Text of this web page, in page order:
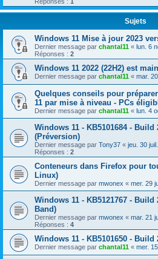
Sujets
Windows 11 Mise à jour 2023
Dernier message par chantal11 « lun. 6
Réponses : 2
Windows 11 2022 (22H2) est
Dernier message par chantal11 « mar.
Quelques conseils pour
11 par mise à niveau - PCs
Dernier message par chantal11 « lun. 4
Windows 11 - KB5101684 - Build
(Préversion)
Dernier message par Tony37 « jeu. 30
Réponses : 2
Conteneurs dans Firefox pour
Linux)
Dernier message par mwonex « mer. 29
Windows 11 - KB5121767 - Build
Band)
Dernier message par mwonex « mar. 21
Réponses : 4
Windows 11 - KB5101650 - Build
Dernier message par chantal11 « mer.